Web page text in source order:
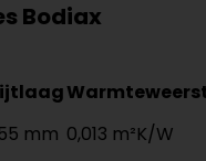
Bodiax
mm 0,013 m²K/W